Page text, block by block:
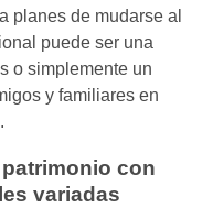
planes de mudarse al
puede ser una
o simplemente un
y familiares en
con
variadas